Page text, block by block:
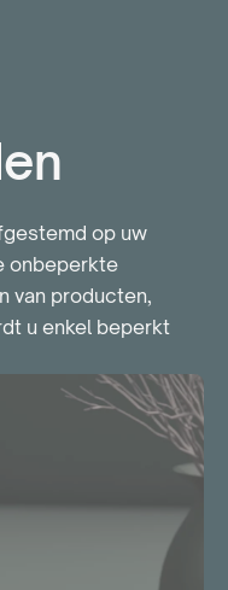
op uw
onbeperkte
van producten,
u enkel beperkt